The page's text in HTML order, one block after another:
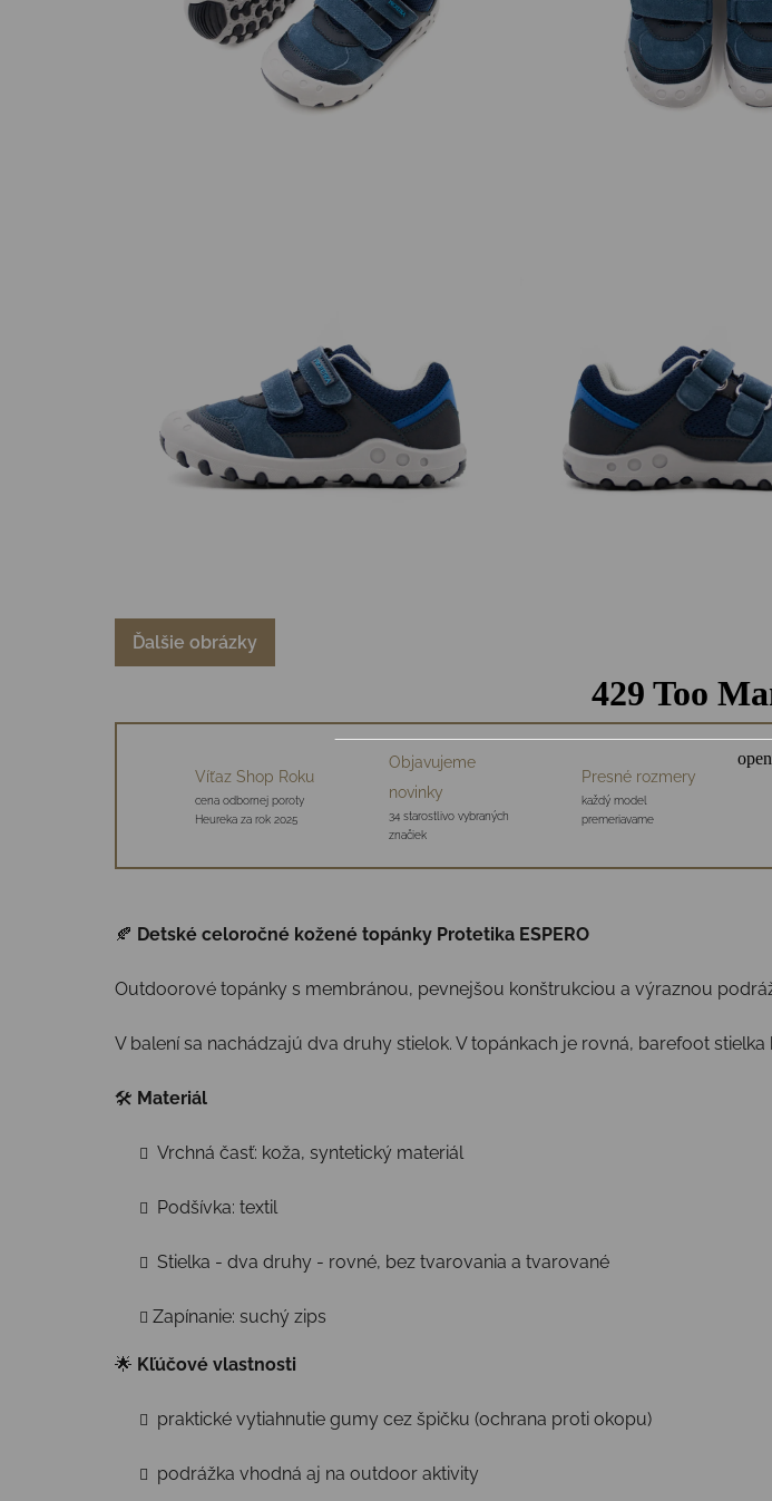
Ďalšie obrázky
Víťaz Shop Roku
cena odbornej poroty
Heureka za rok 2025
Objavujeme
novinky
34 starostlivo vybraných
značiek
Presné rozmery
každý model
premeriavame
🍂 Detské celoročné kožené topánky Protetika ESPERO
Outdoorové topánky s membránou, pevnejšou konštrukciou a výraznou
V balení sa nachádzajú dva druhy stielok. V topánkach je rovná, barefoot
🛠 Materiál
Vrchná časť: koža, syntetický materiál
Podšívka: textil
Stielka - dva druhy - rovné, bez tvarovania a tvarované
Zapínanie: suchý zips
🌟 Kľúčové vlastnosti
praktické vytiahnutie gumy cez špičku (ochrana proti okopu)
podrážka vhodná aj na outdoor aktivity